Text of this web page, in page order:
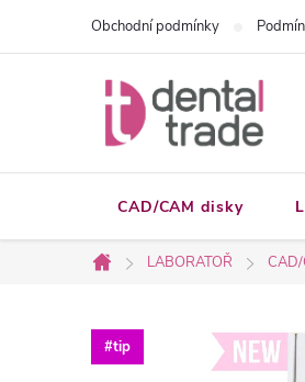
Obchodní podmínky
CAD/CAM disky
Domů
LABORATOŘ CAD/
#tip